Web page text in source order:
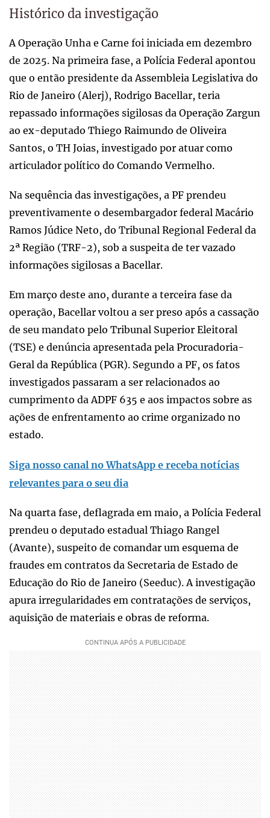
Histórico da investigação
A Operação Unha e Carne foi iniciada em dezembro
de 2025. Na primeira fase, a Polícia Federal apontou
que o então presidente da Assembleia Legislativa do
Rio de Janeiro (Alerj), Rodrigo Bacellar, teria
repassado informações sigilosas da Operação Zargun
ao ex-deputado Thiego Raimundo de Oliveira
Santos, o TH Joias, investigado por atuar como
articulador político do Comando Vermelho.
Na sequência das investigações, a PF prendeu
preventivamente o desembargador federal Macário
Ramos Júdice Neto, do Tribunal Regional Federal da
2ª Região (TRF-2), sob a suspeita de ter vazado
informações sigilosas a Bacellar.
Em março deste ano, durante a terceira fase da
operação, Bacellar voltou a ser preso após a cassação
de seu mandato pelo Tribunal Superior Eleitoral
(TSE) e denúncia apresentada pela Procuradoria-
Geral da República (PGR). Segundo a PF, os fatos
investigados passaram a ser relacionados ao
cumprimento da ADPF 635 e aos impactos sobre as
ações de enfrentamento ao crime organizado no
estado.
Siga nosso canal no WhatsApp e receba notícias
relevantes para o seu dia
Na quarta fase, deflagrada em maio, a Polícia Federal
prendeu o deputado estadual Thiago Rangel
(Avante), suspeito de comandar um esquema de
fraudes em contratos da Secretaria de Estado de
Educação do Rio de Janeiro (Seeduc). A investigação
apura irregularidades em contratações de serviços,
aquisição de materiais e obras de reforma.